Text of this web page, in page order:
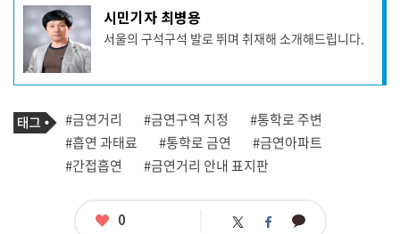
기
사
작
성
자
프
필
시민기자 최병용
서울의 구석구석 발로 뛰며 취재해 소개해드립니다.
기
사
관
련
태
태
그
#금연거리 #금연구역 지정
#통학로 주변
#흡연 과태료
#통학로 금연
#금연아파트
#간접흡연
#금연거리 안내 표지판
좋
0 트 페 카